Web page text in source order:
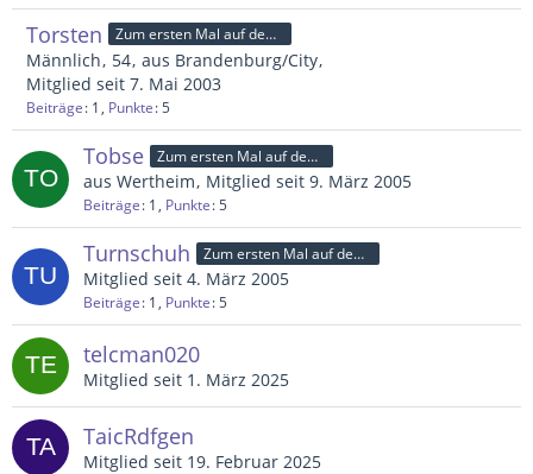
Torsten Zum ersten Mal auf dem Platz
Männlich 54 aus Brandenburg/City
Mitglied seit 7. Mai 2003
Beiträge 1 Punkte 5
Tobse Zum ersten Mal auf dem Platz
aus Wertheim Mitglied seit 9. März 2005
Beiträge 1 Punkte 5
Turnschuh Zum ersten Mal auf dem Platz
Mitglied seit 4. März 2005
Beiträge 1 Punkte 5
telcman020
Mitglied seit 1. März 2025
TaicRdfgen
Mitglied seit 19. Februar 2025